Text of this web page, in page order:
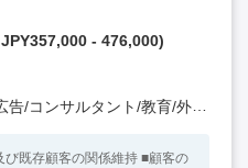
JPY357,000 - 476,000)
ント/教育/外食/飲食/美容/娯楽/士業 他）
び既存顧客の関係維持 ■顧客の